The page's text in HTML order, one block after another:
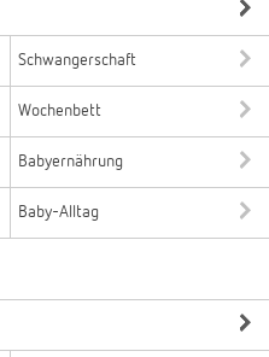
Schwangerschaft
Wochenbett
Babyernährung
Baby-Alltag